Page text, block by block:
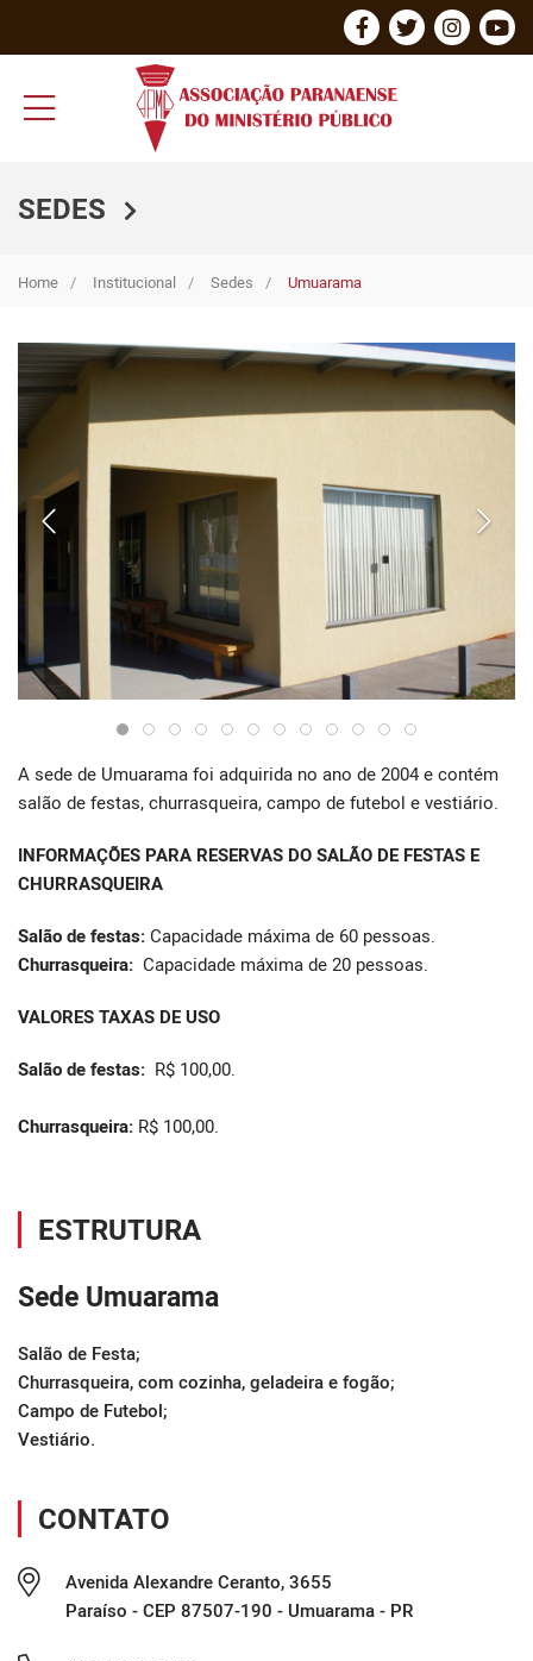
SEDES
Home Institucional Sedes Umuarama
A sede de Umuarama foi adquirida no ano de 2004 e contém
salão de festas, churrasqueira, campo de futebol e vestiário.
INFORMAÇÕES PARA RESERVAS DO SALÃO DE FESTAS E
CHURRASQUEIRA
Salão de festas: Capacidade máxima de 60 pessoas.
Churrasqueira: Capacidade máxima de 20 pessoas.
VALORES TAXAS DE USO
Salão de festas: R$ 100,00.
Churrasqueira: R$ 100,00.
ESTRUTURA
Sede Umuarama
Salão de Festa;
Churrasqueira, com cozinha, geladeira e fogão;
Campo de Futebol;
Vestiário.
CONTATO
Avenida Alexandre Ceranto, 3655
Paraíso - CEP 87507-190 - Umuarama - PR